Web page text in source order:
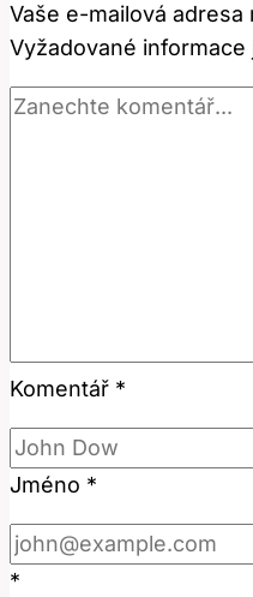
Vaše e-mailová
Vyžadované
Komentář *
Jméno *
*